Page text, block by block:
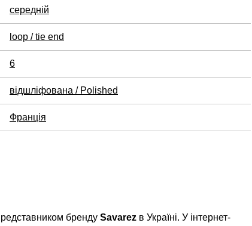
середній
loop / tie end
6
відшліфована / Polished
Франція
бренду Savarez в Україні. У інтернет-